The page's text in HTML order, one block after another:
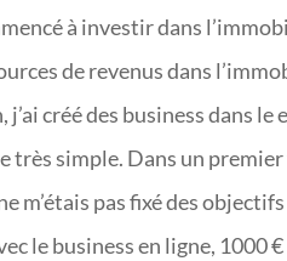
à investir dans
de revenus dans
j’ai créé des business dans
très simple. Dans un
m’étais pas fixé des
le business en ligne, 1000